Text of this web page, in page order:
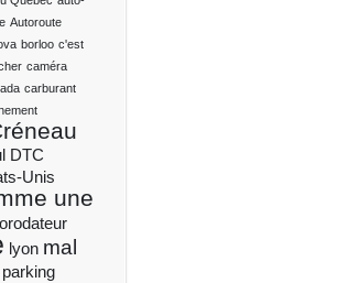
Autoroute
borloo c'est
caméra
carburant
DTC
Unis
une
lyon mal
parking